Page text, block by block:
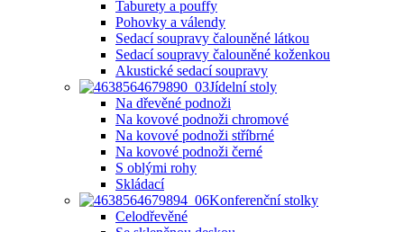
Taburety a pouffy
Pohovky a válendy
Sedací soupravy čalouněné látkou
Sedací soupravy čalouněné koženkou
Akustické sedací soupravy
Jídelní stoly
Na dřevěné podnoži
Na kovové podnoži chromové
Na kovové podnoži stříbrné
Na kovové podnoži černé
S oblými rohy
Skládací
Konferenční stolky
Celodřevěné